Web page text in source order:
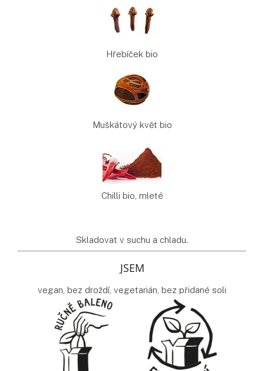
Hřebíček bio
Muškátový květ bio
Chilli bio, mleté
Skladovat v suchu a chladu.
JSEM
vegan, bez droždí, vegetarián, bez přidané soli